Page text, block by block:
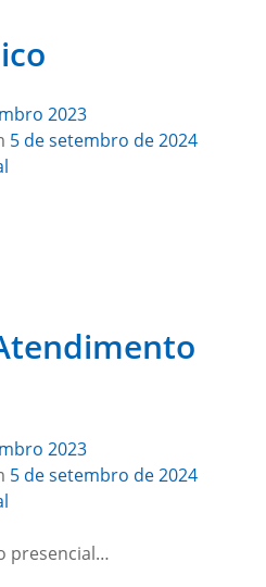
2023
5 de setembro de 2024
2023
5 de setembro de 2024
presencial…